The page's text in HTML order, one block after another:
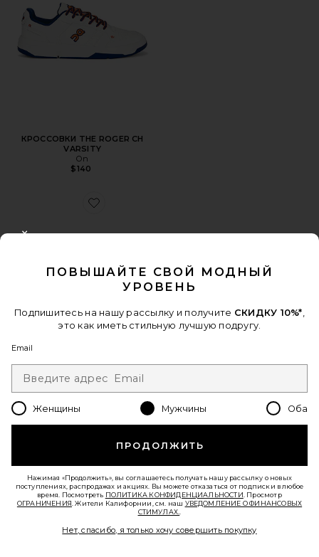
КРОССОВКИ THE ROGER CH
VARSITY
On
$140
Favorite КРОССОВКИ CLOUDSURFER
Previous price:
Favorite КРОССОВКИ CLOUDNOVA FORM 2
ПОВЫШАЙТЕ СВОЙ МОДНЫЙ
УРОВЕНЬ
Подпишитесь на нашу рассылку и получите СКИДКУ 10%*
это как иметь стильную лучшую подругу.
Email
Женщины Мужчины Оба
ПРОДОЛЖИТЬ
Нажимая «Продолжить», вы соглашаетесь получать нашу рассылку о новых
поступлениях, распродажах и акциях. Вы можете отказаться от подписки в любое
время. Посмотреть ПОЛИТИКА КОНФИДЕНЦИАЛЬНОСТИ . Просмотр
ОГРАНИЧЕНИЯ . Жители Калифорнии, см. наш УВЕДОМЛЕНИЕ О ФИНАНСОВЫХ
СТИМУЛАХ.
Нет, спасибо, я только хочу совершить покупку